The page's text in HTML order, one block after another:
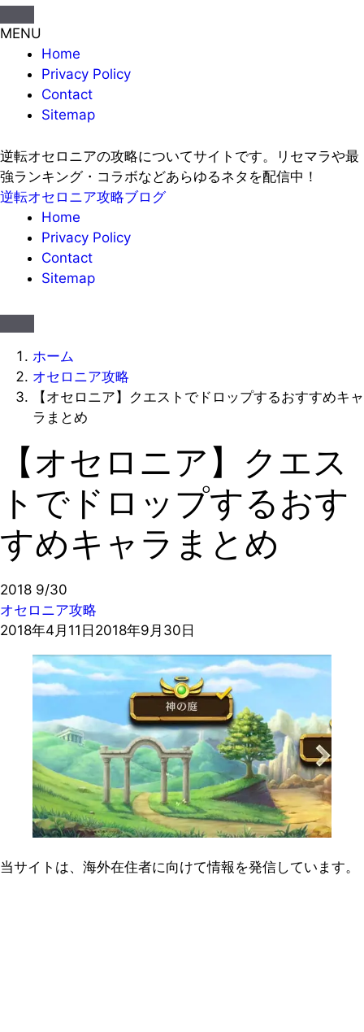
MENU
Home
Privacy Policy
Contact
Sitemap
逆転オセロニアの攻略についてサイトです。リセマラや最
強ランキング・コラボなどあらゆるネタを配信中！
逆転オセロニア攻略ブログ
Home
Privacy Policy
Contact
Sitemap
ホーム
オセロニア攻略
【オセロニア】クエストでドロップするおすすめキャ
ラまとめ
【オセロニア】クエス
トでドロップするおす
すめキャラまとめ
2018 9/30
オセロニア攻略
2018年4月11日 2018年9月30日
当サイトは、海外在住者に向けて情報を発信しています。